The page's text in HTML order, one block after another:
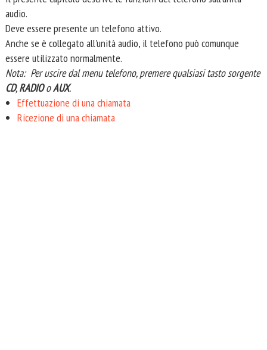
audio.
Deve essere presente un telefono attivo.
Anche se è collegato all'unità audio, il telefono può comunque
essere utilizzato normalmente.
Nota: Per uscire dal menu telefono, premere qualsiasi tasto sorgente
CD,RADIOoAUX.
Effettuazione di una chiamata
Ricezione di una chiamata